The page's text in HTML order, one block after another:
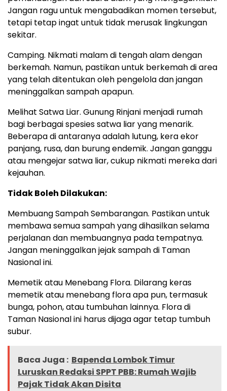
Jangan ragu untuk mengabadikan momen tersebut,
tetapi tetap ingat untuk tidak merusak lingkungan
sekitar.
Camping. Nikmati malam di tengah alam dengan
berkemah. Namun, pastikan untuk berkemah di area
yang telah ditentukan oleh pengelola dan jangan
meninggalkan sampah apapun.
Melihat Satwa Liar. Gunung Rinjani menjadi rumah
bagi berbagai spesies satwa liar yang menarik.
Beberapa di antaranya adalah lutung, kera ekor
panjang, rusa, dan burung endemik. Jangan ganggu
atau mengejar satwa liar, cukup nikmati mereka dari
kejauhan.
Tidak Boleh Dilakukan:
Membuang Sampah Sembarangan. Pastikan untuk
membawa semua sampah yang dihasilkan selama
perjalanan dan membuangnya pada tempatnya.
Jangan meninggalkan jejak sampah di Taman
Nasional ini.
Memetik atau Menebang Flora. Dilarang keras
memetik atau menebang flora apa pun, termasuk
bunga, pohon, atau tumbuhan lainnya. Flora di
Taman Nasional ini harus dijaga agar tetap tumbuh
subur.
Baca Juga : Bapenda Lombok Timur
Luruskan Redaksi SPPT PBB: Rumah Wajib
Pajak Tidak Akan Disita